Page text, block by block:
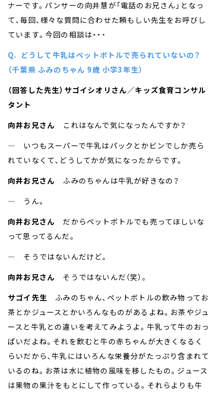
ナーです。パンサーの向井慧が「電話のお兄さん」となっ
て、毎回、様々な質問に合わせた頼もしい先生をお呼びし
ています。今回の相談は・・・
Q. どうして牛乳はペットボトルで売られていないの？
（千葉県 ふみのちゃん 9歳 小学3年生）
（回答した先生）サゴイシオリさん／キッズ食育コンサル
タント
向井お兄さん
これはなんで気になったんですか？
― いつもスーパーで牛乳はパックとかビンでしか売ら
れていなくて、どうしてかが気になったからです。
向井お兄さん
ふみのちゃんは牛乳が好きなの？
― うん。
向井お兄さん
だからペットボトルでも売ってほしいな
って思ってるんだ。
― そうではないんだけど。
向井お兄さん
そうではないんだ（笑）。
サゴイ先生 ふみのちゃん、ペットボトルの飲み物ってお
茶とかジュースとかいろんなものがあるよね。お茶やジュ
ースと牛乳との違いを考えてみようよ。牛乳って牛のおっ
ぱいだよね。それを飲むと牛の赤ちゃんが大きくなるく
らいだから、牛乳にはいろんな栄養分がたっぷり含まれて
いるのね。お茶は水に植物の風味を移したもの。ジュース
は果物の果汁をもとにして作っている。それらよりも牛